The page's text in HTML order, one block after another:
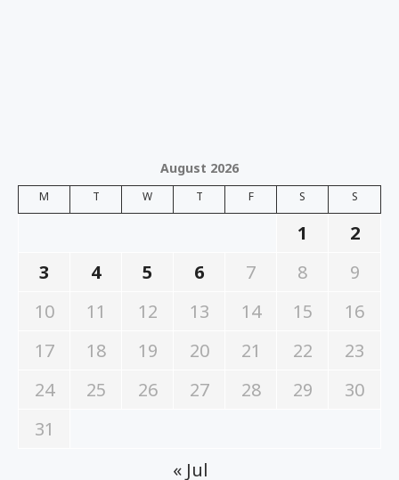
August 2026
M T W T F S S
1
2
3
4 5 6 7 8
9
10
11 12 13 14 15
16
17
18 19 20 21 22
23
24
25 26 27 28 29
30
31
« Jul